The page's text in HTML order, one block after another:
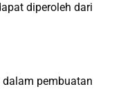
diperoleh dari
pembuatan